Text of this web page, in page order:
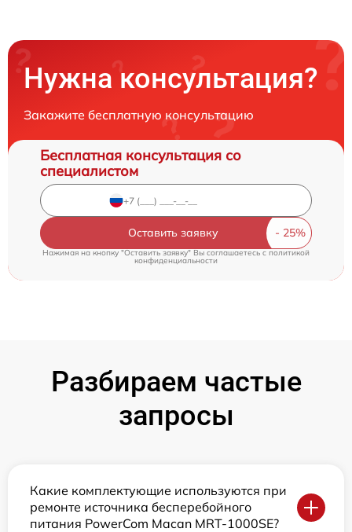
Нужна консультация?
Закажите бесплатную консультацию
Бесплатная консультация со
специалистом
Оставить заявку
Нажимая на кнопку "Оставить заявку" Вы соглашаетесь cполитикой
конфиденциальности
Разбираем частые
запросы
Какие комплектующие используются при
ремонте источника бесперебойного
питания PowerCom Macan MRT-1000SE?